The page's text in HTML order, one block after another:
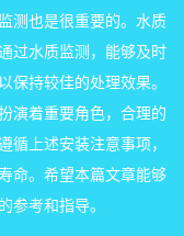
测也是很重要的。水质
过水质监测，能够及时
保持较佳的处理效果。
演着重要角色，合理的
循上述安装注意事项，
命。希望本篇文章能够
参考和指导。